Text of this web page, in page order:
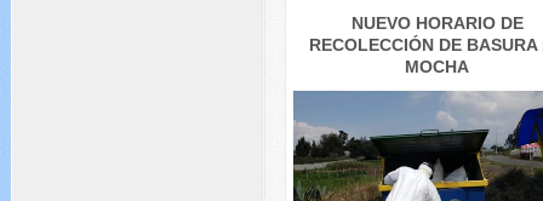
NUEVO HORARIO DE
RECOLECCIÓN DE BASURA
MOCHA